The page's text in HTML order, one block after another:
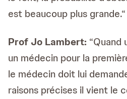
est beaucoup plus grande.“
Prof Jo Lambert: “Quand
un médecin pour la
le médecin doit lui
raisons précises il vient le